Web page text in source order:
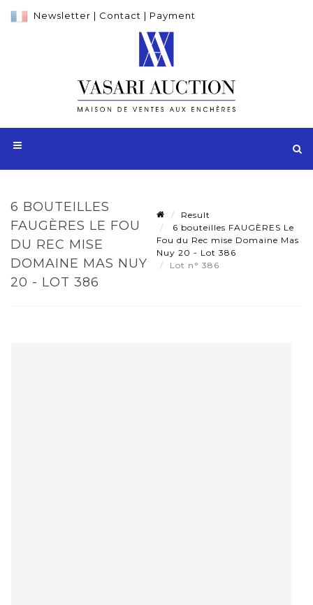
Newsletter | Contact | Payment
6 BOUTEILLES
FAUGÈRES LE FOU
DU REC MISE
DOMAINE MAS NUY
20 - LOT 386
Result
6 bouteilles FAUGÈRES Le
Fou du Rec mise Domaine Mas
Nuy 20 - Lot 386
Lot n° 386